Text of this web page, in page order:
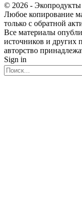
© 2026 -
Любое копирование
только с обратной
Все материалы
источников и других
авторство
Sign in